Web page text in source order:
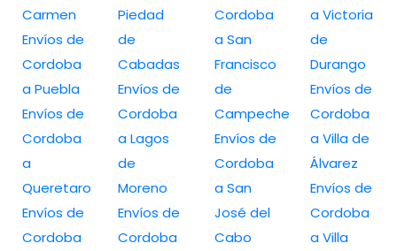
Carmen
Envíos de
Cordoba
a Puebla
Envíos de
Cordoba
a
Queretaro
Envíos de
Cordoba
Piedad
de
Cabadas
Envíos de
Cordoba
a Lagos
de
Moreno
Envíos de
Cordoba
Cordoba
a San
Francisco
de
Campeche
Envíos de
Cordoba
a San
José del
Cabo
a Victoria
de
Durango
Envíos de
Cordoba
a Villa de
Álvarez
Envíos de
Cordoba
a Villa